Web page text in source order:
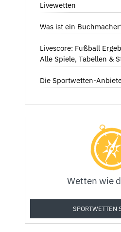
Livewetten
Was ist ein
Livescore: Fußball
Alle Spiele, Tabellen &
Die Sportwetten-
Wetten wie
SPORTWETTEN